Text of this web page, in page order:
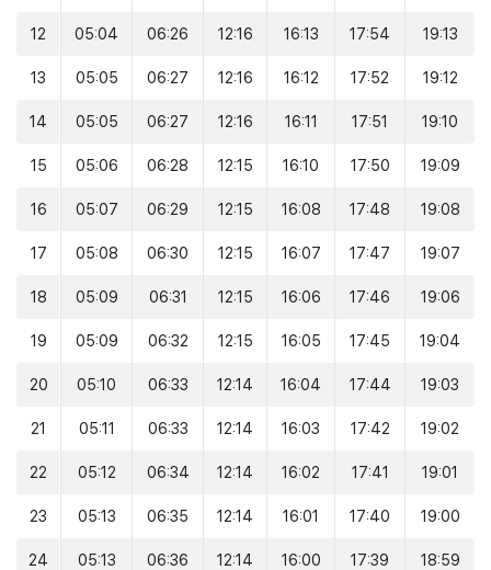
12 05:04 06:26 12:16 16:13 17:54 19:13
13 05:05 06:27 12:16 16:12 17:52 19:12
14 05:05 06:27 12:16 16:11 17:51 19:10
15 05:06 06:28 12:15 16:10 17:50 19:09
16 05:07 06:29 12:15 16:08 17:48 19:08
17 05:08 06:30 12:15 16:07 17:47 19:07
18 05:09 06:31 12:15 16:06 17:46 19:06
19 05:09 06:32 12:15 16:05 17:45 19:04
20 05:10 06:33 12:14 16:04 17:44 19:03
21 05:11 06:33 12:14 16:03 17:42 19:02
22 05:12 06:34 12:14 16:02 17:41 19:01
23 05:13 06:35 12:14 16:01 17:40 19:00
24 05:13 06:36 12:14 16:00 17:39 18:59